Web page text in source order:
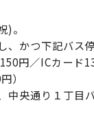
。
、かつ下記バス
円／ICカード
）
中央通り１丁目